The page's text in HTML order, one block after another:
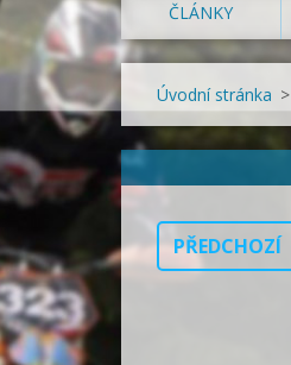
ČLÁNKY
Úvodní stránka >
PŘEDCHOZÍ